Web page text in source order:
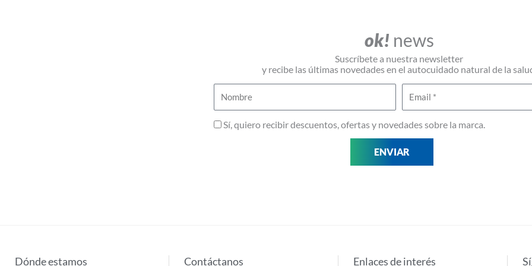
ok! news
Suscríbete a nuestra newsletter
y recibe las últimas novedades en el autocuidado natural de la
Nombre
Email
Privacidad
Sí, quiero recibir descuentos, ofertas y novedades sobre la marca.
ENVIAR
Dónde estamos Contáctanos Enlaces de interés